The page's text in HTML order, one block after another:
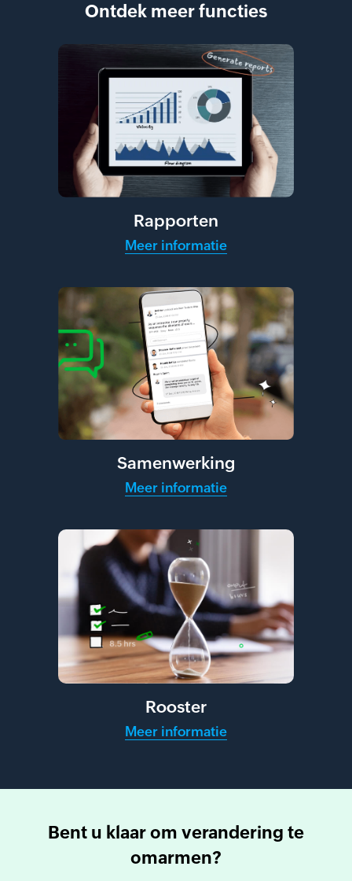
Ontdek meer functies
Rapporten
Meer informatie
Samenwerking
Meer informatie
Rooster
Meer informatie
Bent u klaar om verandering te
omarmen?